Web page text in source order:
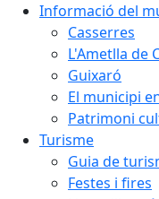
Informació del
Casserres
L'Ametlla de
Guixaró
El municipi
Patrimoni
Turisme
Guia de
Festes i fires